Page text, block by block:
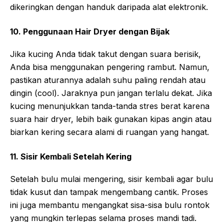
dikeringkan dengan handuk daripada alat elektronik.
10. Penggunaan Hair Dryer dengan Bijak
Jika kucing Anda tidak takut dengan suara berisik,
Anda bisa menggunakan pengering rambut. Namun,
pastikan aturannya adalah suhu paling rendah atau
dingin (cool). Jaraknya pun jangan terlalu dekat. Jika
kucing menunjukkan tanda-tanda stres berat karena
suara hair dryer, lebih baik gunakan kipas angin atau
biarkan kering secara alami di ruangan yang hangat.
11. Sisir Kembali Setelah Kering
Setelah bulu mulai mengering, sisir kembali agar bulu
tidak kusut dan tampak mengembang cantik. Proses
ini juga membantu mengangkat sisa-sisa bulu rontok
yang mungkin terlepas selama proses mandi tadi.